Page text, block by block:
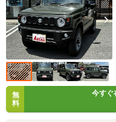
無
料
今すぐ